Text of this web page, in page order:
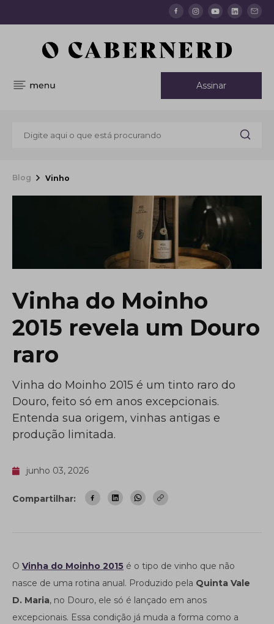
Assinar
Blog Vinho
Vinha do Moinho
2015 revela um Douro
raro
Vinha do Moinho 2015 é um tinto raro do
Douro, feito só em anos excepcionais.
Entenda sua origem, vinhas antigas e
produção limitada.
junho 03, 2026
Compartilhar:
O Vinha do Moinho 2015 é o tipo de vinho que não
nasce de uma rotina anual. Produzido pela Quinta Vale
D. Maria, no Douro, ele só é lançado em anos
excepcionais. Essa condição já muda a forma como a